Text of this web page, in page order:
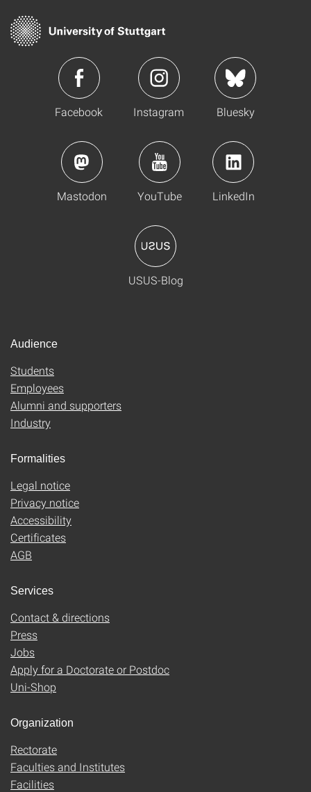
Facebook Instagram Bluesky
Mastodon YouTube LinkedIn
USUS-Blog
Audience
Students
Employees
Alumni and supporters
Industry
Formalities
Legal notice
Privacy notice
Accessibility
Certificates
AGB
Services
Contact & directions
Press
Jobs
Apply for a Doctorate or Postdoc
Uni-Shop
Organization
Rectorate
Faculties and Institutes
Facilities